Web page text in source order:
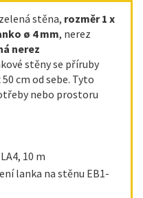
stěna, rozměr 1 x
ø 4 mm, nerez
nerez
stěny se příruby
cm od sebe. Tyto
nebo prostoru
10 m
lanka na stěnu EB1-